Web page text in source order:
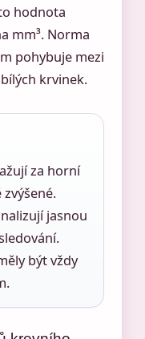
hodnota
mm³. Norma
pohybuje mezi
krvinek.
za horní
jasnou
být vždy